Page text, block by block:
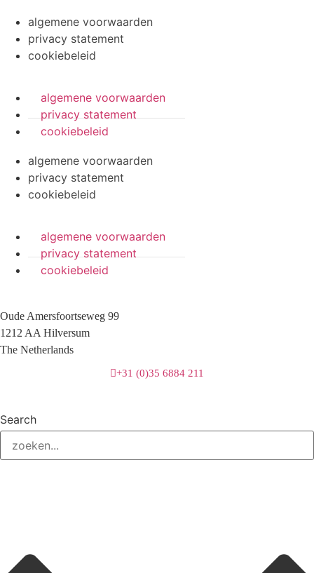
algemene voorwaarden
privacy statement
cookiebeleid
algemene voorwaarden
privacy statement
cookiebeleid
algemene voorwaarden
privacy statement
cookiebeleid
algemene voorwaarden
privacy statement
cookiebeleid
Oude Amersfoortseweg 99
1212 AA Hilversum
The Netherlands
+31 (0)35 6884 211
3 downloads geselecteerd
download
email
Search